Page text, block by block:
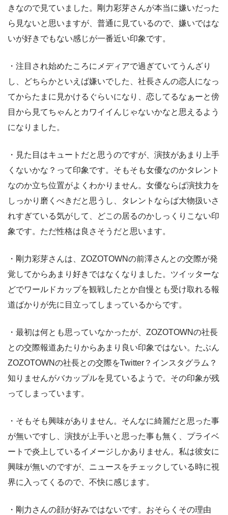
きなので見ていました。剛力彩芽さんが本当に嫌いだった
ら見ないと思いますが、普通に見ているので、嫌いではな
いが好きでもない感じが一番近い印象です。
・注目され始めたころにメディアで過ぎていてうんざり
し、どちらかといえば嫌いでした、社長さんの恋人になっ
てからたまに見かけるぐらいになり、恋してるなぁーと傍
目から見てちゃんとカワイイんじゃないかなと思えるよう
になりました。
・見た目はキュートだと思うのですが、演技があまり上手
くないかな？って印象です。そもそも女優なのかタレント
なのか立ち位置がよくわかりません。女優ならば演技力を
しっかり磨くべきだと思うし、タレントならば大物扱いさ
れすぎている気がして、どこの居るのかしっくりこない印
象です。ただ性格は良さそうだと思います。
・剛力彩芽さんは、ZOZOTOWNの前澤さんとの交際が発
覚してからあまり好きではなくなりました。ツイッターな
どでワールドカップを観戦したとか自慢とも受け取れる報
道ばかりが先に目立ってしまっているからです。
・最初は何とも思っていなかったが、ZOZOTOWNの社長
との交際報道あたりからあまり良い印象ではない。たぶん
ZOZOTOWNの社長との交際をTwitter？インスタグラム？
知りませんがバカップルを見ているようで。その印象が残
ってしまっています。
・そもそも興味がありません。そんなに綺麗だと思った事
が無いですし、演技が上手いと思った事も無く、プライベ
ートで炎上しているイメージしかありません。私は彼女に
興味が無いのですが、ニュースをチェックしている時に視
界に入ってくるので、不快に感じます。
・剛力さんの顔が好みではないです。おそらくその理由